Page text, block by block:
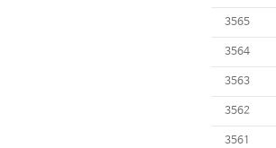
3565
3564
3563
3562
3561